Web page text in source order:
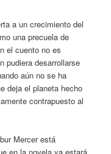
a un crecimiento del
una precuela de
el cuento no es
pudiera desarrollarse
aún no se ha
deja el planeta hecho
contrapuesto al
Mercer está